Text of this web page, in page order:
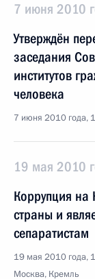
7 июня 2010
Утверждён
заседания
институтов
человека
7 июня 2010 года,
19 мая 2010
Коррупция на
страны и
сепаратистам
19 мая 2010 года,
Москва, Кремль